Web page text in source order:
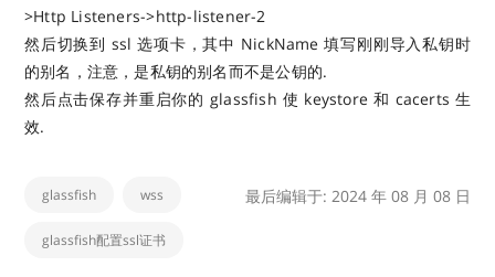
>Http Listeners->http-listener-2
然后切换到 ssl 选项卡，其中 NickName 填写刚刚导入私钥时
的别名，注意，是私钥的别名而不是公钥的.
然后点击保存并重启你的 glassfish 使 keystore 和 cacerts 生
效.
glassfish wss
glassfish配置ssl证书
最后编辑于: 2024 年 08 月 08 日